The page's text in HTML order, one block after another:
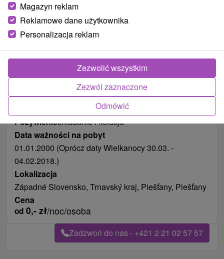
+3
od 127 noce
Pożywienieśniadanie i kolacja
Data ważności na pobyt
01.01.2000 (Oprócz daty Wielkanocy 30.03. -
04.02.2018.)
Lokalizacja
Západné Slovensko, Trnavský kraj, Piešťany, Piešťany
Cena
od 0,- zł/noc/osoba
Zadzwoń do nas - +421 2 21 02 57 57
Magazyn reklam
Reklamowe dane użytkownika
Personalizacja reklam
Odmówić
Zezwól zaznaczone
Zezwolić wszystkim